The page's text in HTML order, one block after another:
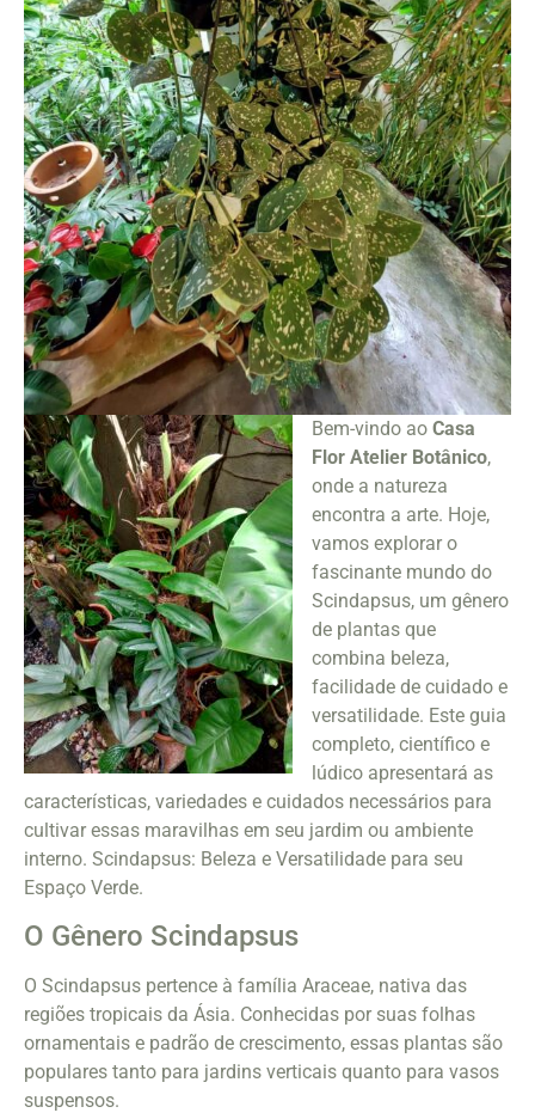
Bem-vindo ao Casa
Flor Atelier Botânico,
onde a natureza
encontra a arte. Hoje,
vamos explorar o
fascinante mundo do
Scindapsus, um gênero
de plantas que
combina beleza,
facilidade de cuidado e
versatilidade. Este guia
completo, científico e
lúdico apresentará as
características, variedades e cuidados necessários para
cultivar essas maravilhas em seu jardim ou ambiente
interno. Scindapsus: Beleza e Versatilidade para seu
Espaço Verde.
O Gênero Scindapsus
O Scindapsus pertence à família Araceae, nativa das
regiões tropicais da Ásia. Conhecidas por suas folhas
ornamentais e padrão de crescimento, essas plantas são
populares tanto para jardins verticais quanto para vasos
suspensos.